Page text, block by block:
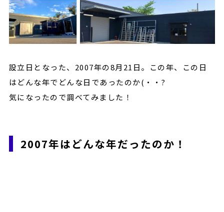
設立日となった、2007年の8月21日。この年、この日
はどんな年でどんな日であったのか(・・?
気になったので調べてみました！
2007年はどんな年だったのか！